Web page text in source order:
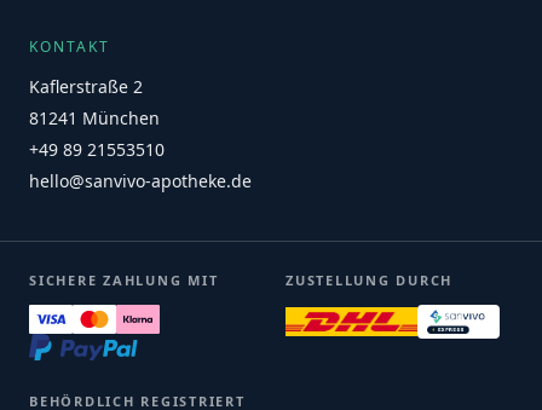
KONTAKT
Kaflerstraße 2
81241 München
+49 89 21553510
hello@sanvivo-apotheke.de
SICHERE ZAHLUNG MIT ZUSTELLUNG DURCH
BEHÖRDLICH REGISTRIERT